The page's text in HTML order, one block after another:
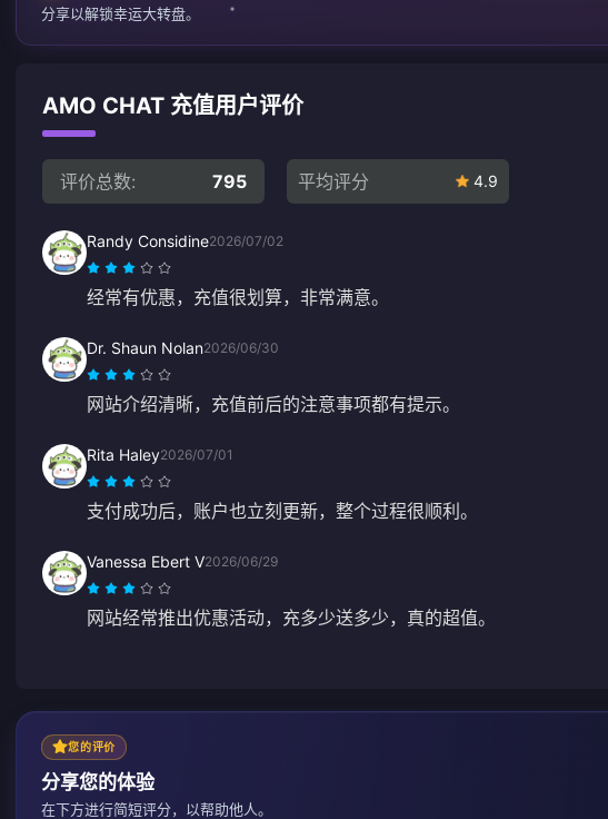
分享以解锁幸运大转盘。
AMO CHAT 充值用户评价
评价总数: 795 平均评分 4.9
Randy Considine2026/07/02
经常有优惠，充值很划算，非常满意。
Dr. Shaun Nolan2026/06/30
网站介绍清晰，充值前后的注意事项都有提示。
Rita Haley2026/07/01
支付成功后，账户也立刻更新，整个过程很顺利。
Vanessa Ebert V2026/06/29
网站经常推出优惠活动，充多少送多少，真的超值。
您的评价
分享您的体验
在下方进行简短评分，以帮助他人。